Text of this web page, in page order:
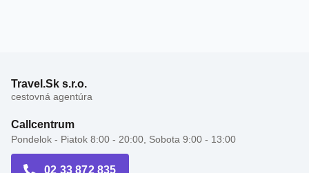
Callcentrum
02 33 872 835